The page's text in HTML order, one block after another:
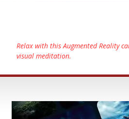
Relax with this Augmented Reality
visual meditation.